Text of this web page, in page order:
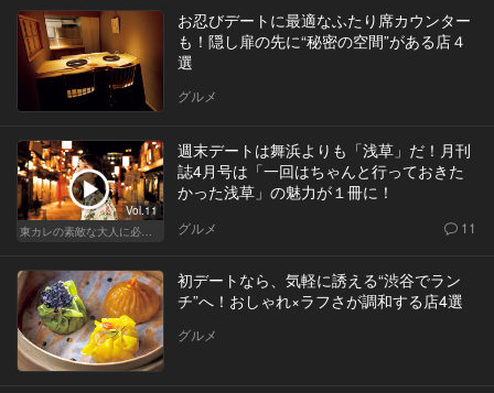
お忍びデートに最適なふたり席カウンター
も！隠し扉の先に“秘密の空間”がある店４
選
グルメ
Vol.11
週末デートは舞浜よりも「浅草」だ！月刊
誌4月号は「一回はちゃんと行っておきた
かった浅草」の魅力が１冊に！
グルメ 11
初デートなら、気軽に誘える“渋谷でラン
チ”へ！おしゃれ×ラフさが調和する店4選
グルメ